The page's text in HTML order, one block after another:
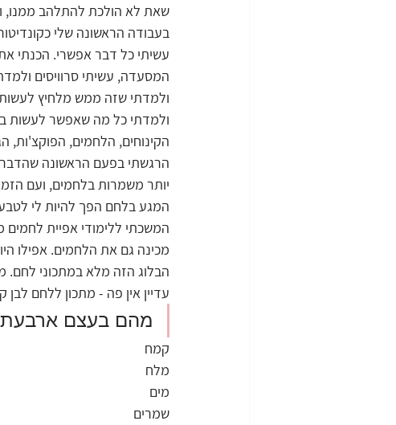
טיפים וציוד למטבח חגי תשרי
מתכונים אהובים
שאת לא הולכת להתלהב ממנו,
בעבודה הראשונה שלי
עשיתי כל דבר אפשרי. הכנתי
המסעדה, עשיתי סרוויסים
ולמדתי כל מה שאפשר לעשות
הקינוחים, הלחמים,
הרגשתי בפעם הראשונה
יותר משמרות בלחמים, ועם
המגע בלחם הפך להיות לי לטבע
המשכתי ללימודי אפיית
מכינה גם את הלחמים. אפילו
הבלוג הזה מלא במתכוני לחם.
עדיין אין פה - מתכון ללחם
מהם בעצם ארבעת
קמח
מלח
מים
שמרים